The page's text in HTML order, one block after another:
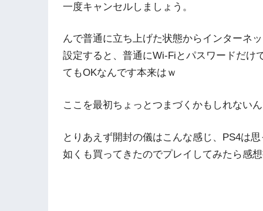
一度キャンセルしましょう。
んで普通に立ち上げた状態からインターネ
設定すると、普通にWi-Fiとパスワードだけ
てもOKなんです本来はｗ
ここを最初ちょっとつまづくかもしれない
とりあえず開封の儀はこんな感じ、PS4は
如くも買ってきたのでプレイしてみたら感